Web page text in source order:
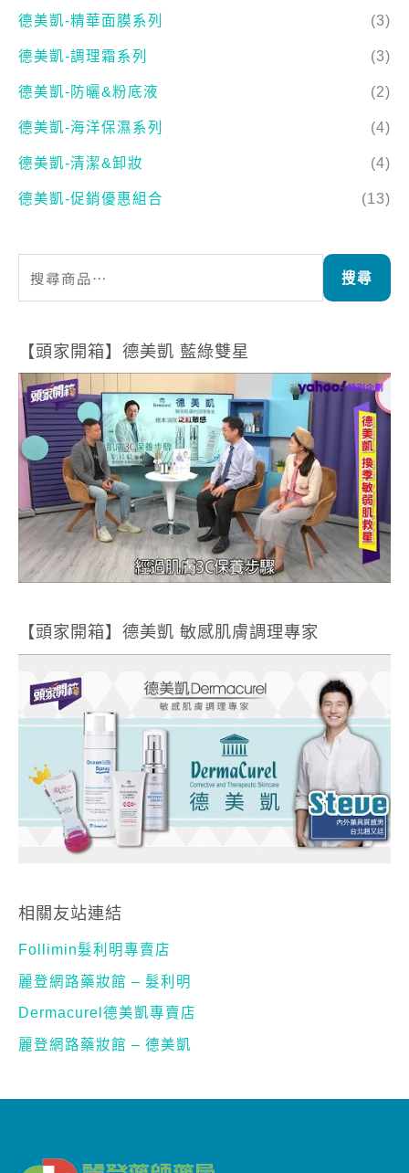
德美凱-精華面膜系列 (3)
德美凱-調理霜系列 (3)
德美凱-防曬&粉底液 (2)
德美凱-海洋保濕系列 (4)
德美凱-清潔&卸妝 (4)
德美凱-促銷優惠組合 (13)
搜尋
【頭家開箱】德美凱 藍綠雙星
【頭家開箱】德美凱 敏感肌膚調理專家
相關友站連結
Follimin髮利明專賣店
麗登網路藥妝館 – 髮利明
Dermacurel德美凱專賣店
麗登網路藥妝館 – 德美凱